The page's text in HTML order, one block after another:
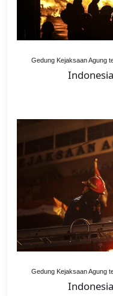
Gedung Kejaksaan Agung
Gedung Kejaksaan Agung